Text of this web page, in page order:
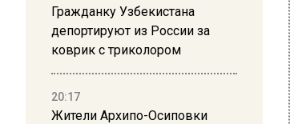
Гражданку Узбекистана
депортируют из России за
коврик с триколором
20:17
Жители Архипо-Осиповки